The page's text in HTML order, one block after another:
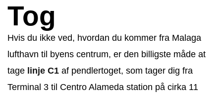
Tog
Hvis du ikke ved, hvordan du kommer fra Malaga
lufthavn til byens centrum, er den billigste måde at
tage linje C1 af pendlertoget, som tager dig fra
Terminal 3 til Centro Alameda station på cirka 11